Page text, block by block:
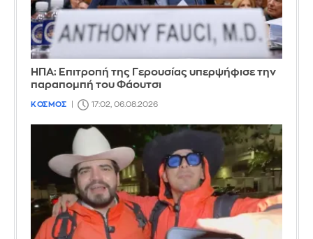
ΗΠΑ: Επιτροπή της Γερουσίας υπερψήφισε την
παραπομπή του Φάουτσι
ΚΟΣΜΟΣ 17:02, 06.08.2026